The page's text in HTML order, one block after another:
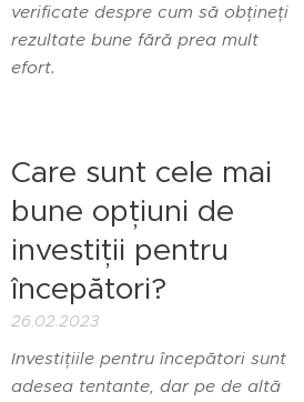
verificate despre cum să obțineți
rezultate bune fără prea mult
efort.
Care sunt cele mai
bune opțiuni de
investiții pentru
începători?
26.02.2023
Investițiile pentru începători sunt
adesea tentante, dar pe de altă